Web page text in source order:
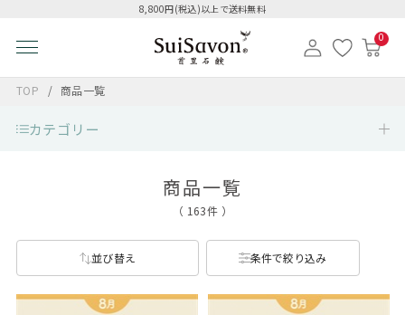
8,800円(税込)以上で送料無料
0
TOP 商品一覧
カテゴリー
商品一覧
（ 163件 ）
並び替え 条件で絞り込み